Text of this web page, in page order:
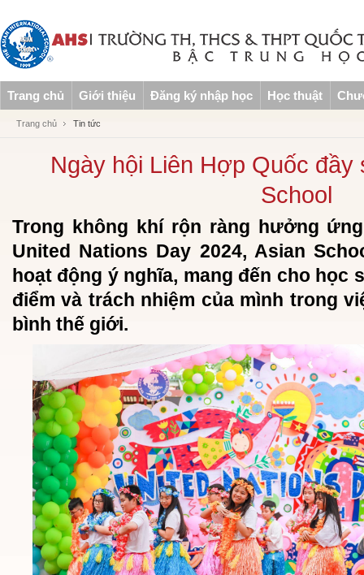
Trang chủ Giới thiệu Đăng ký nhập học Học thuật
Trang chủ Tin tức
Ngày hội Liên Hợp Quốc đầy
School
Trong không khí rộn ràng hưởng
United Nations Day 2024, Asian
hoạt động ý nghĩa, mang đến cho học
điểm và trách nhiệm của mình trong
bình thế giới.